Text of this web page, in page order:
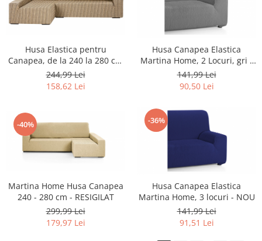
Cadouri
Curatenie si intretinere
Husa Elastica pentru
Canapea, de la 240 la 280 cm
- NOU
244,99 Lei
158,62 Lei
Husa Canapea Elastica
Martina Home, 2 Locuri, gri -
NOU
141,99 Lei
90,50 Lei
-40%
Martina Home Husa Canapea
240 - 280 cm - RESIGILAT
299,99 Lei
179,97 Lei
-36%
Husa Canapea Elastica
Martina Home, 3 locuri - NOU
141,99 Lei
91,51 Lei